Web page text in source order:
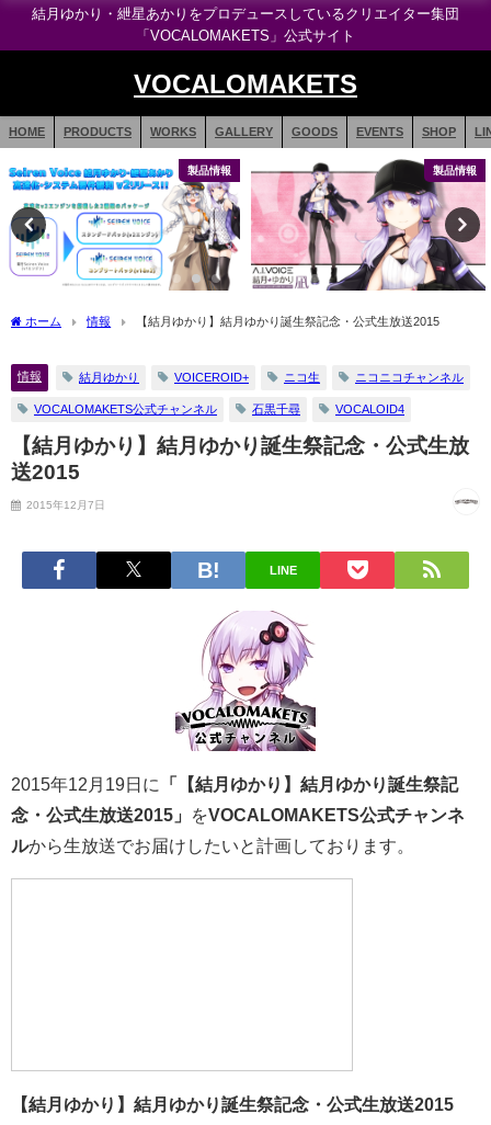
結月ゆかり・紲星あかりをプロデュースしているクリエイター集団
「VOCALOMAKETS」公式サイト
VOCALOMAKETS
HOME PRODUCTS WORKS GALLERY GOODS EVENTS SHOP
製品情報 製品情報
ホーム 情報 【結月ゆかり】結月ゆかり誕生祭記念・公式生放送2015
情報 結月ゆかり VOICEROID+ ニコ生 ニコニコチャンネル
VOCALOMAKETS公式チャンネル 石黒千尋 VOCALOID4
【結月ゆかり】結月ゆかり誕生祭記念・公式生放
送2015
2015年12月7日
LINE
2015年12月19日に
「【結月ゆかり】結月ゆかり誕生祭記
念・公式生放送2015」
をVOCALOMAKETS公式チャンネ
ルから生放送でお届けしたいと計画しております。
【結月ゆかり】結月ゆかり誕生祭記念・公式生放送2015